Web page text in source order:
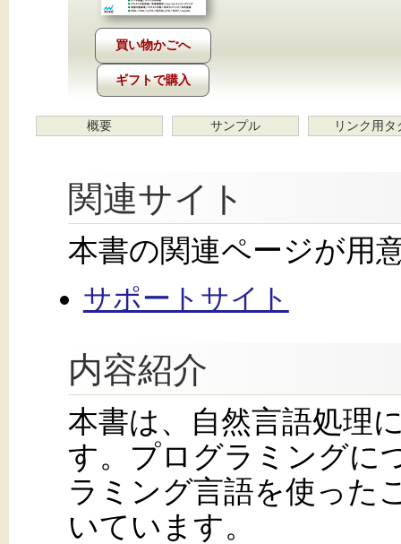
ギフトで購入
概要 サンプル リンク用タ
関連サイト
本書の関連ページが用
サポートサイト
内容紹介
本書は、自然言語処理
す。プログラミングに
ラミング言語を使った
いています。